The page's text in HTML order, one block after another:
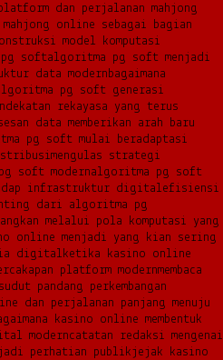
dan perjalanan mahjong
online sebagai bagian
model komputasi
pg softalgoritma pg soft menjadi
data modern bagaimana
pg soft generasi
rekayasa yang terus
data memberikan arah baru
pg soft mulai beradaptasi
mengulas strategi
soft modernalgoritma pg soft
infrastruktur digitalefisiensi
dari algoritma pg
melalui pola komputasi yang
online menjadi yang kian sering
digital ketika kasino online
platform modernmembaca
pandang perkembangan
dan perjalanan panjang menuju
kasino online membentuk
moderncatatan redaksi mengenai
perhatian publikjejak kasino